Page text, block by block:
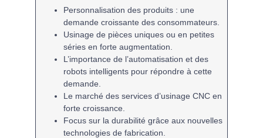
Personnalisation des produits : une
demande croissante des consommateurs.
Usinage de pièces uniques ou en petites
séries en forte augmentation.
L’importance de l’automatisation et des
robots intelligents pour répondre à cette
demande.
Le marché des services d’usinage CNC en
forte croissance.
Focus sur ladurabilité grâce aux nouvelles
technologies de fabrication.